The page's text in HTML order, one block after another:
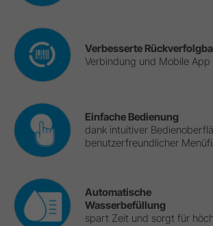
Verbesserte
Verbindung und Mobile App
Einfache Bedienung
dank intuitiver
benutzerfreundlicher
Automatische
Wasserbefüllung
spart Zeit und sorgt für